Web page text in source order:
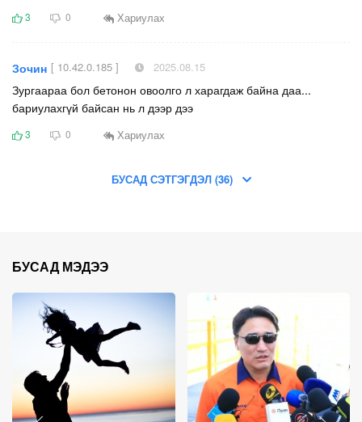
3 0 Хариулах
Зочин [ 10.42.0.185 ] 2025.08.15
Зургаараа бол бетонон овоолго л харагдаж байна даа...
бариулахгүй байсан нь л дээр дээ
3 0 Хариулах
БУСАД СЭТГЭГДЭЛ (36)
БУСАД МЭДЭЭ